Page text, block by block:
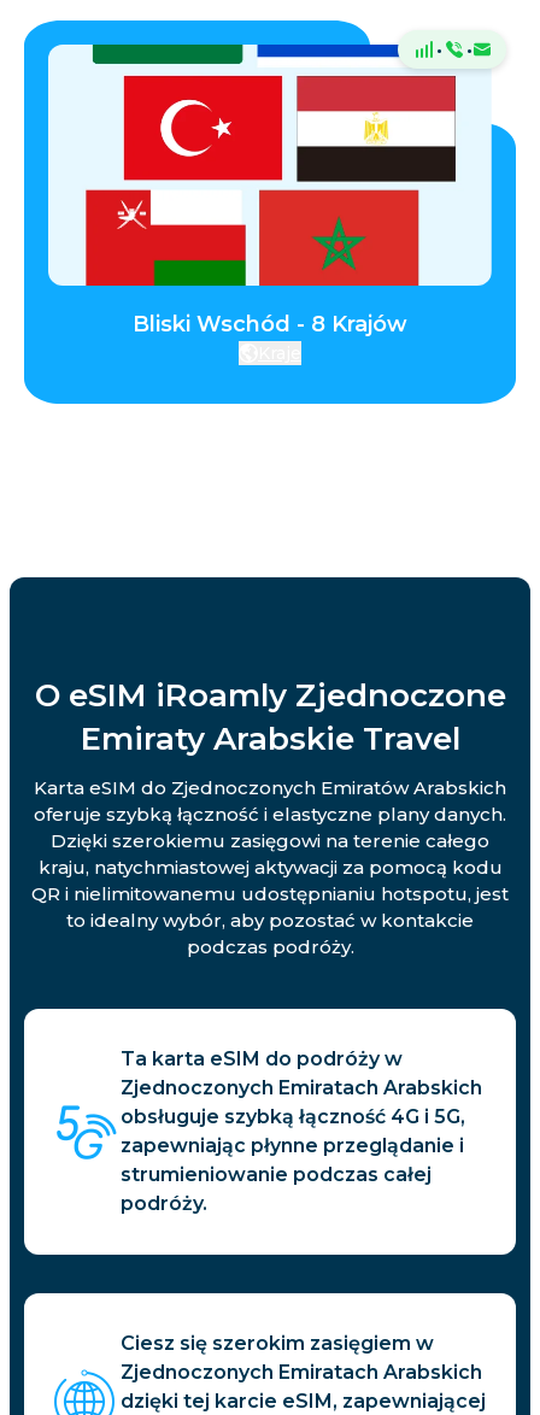
· ·
Bliski Wschód - 8 Krajów
O eSIM iRoamly Zjednoczone
Emiraty Arabskie Travel
Karta eSIM do Zjednoczonych Emiratów Arabskich
oferuje szybką łączność i elastyczne plany danych.
Dzięki szerokiemu zasięgowi na terenie całego
kraju, natychmiastowej aktywacji za pomocą kodu
QR i nielimitowanemu udostępnianiu hotspotu, jest
to idealny wybór, aby pozostać w kontakcie
podczas podróży.
Ta karta eSIM do podróży w
Zjednoczonych Emiratach Arabskich
obsługuje szybką łączność 4G i 5G,
zapewniając płynne przeglądanie i
strumieniowanie podczas całej
podróży.
Ciesz się szerokim zasięgiem w
Zjednoczonych Emiratach Arabskich
dzięki tej karcie eSIM, zapewniającej